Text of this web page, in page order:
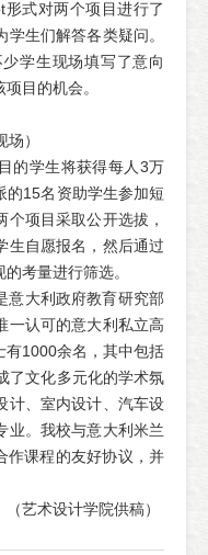
式对两个项目进行了
生们解答各类疑问。
学生现场填写了意向
目的机会。
学生将获得每人3万
的15名资助学生参加短
项目采取公开选拔，
生自愿报名，然后通过
考量进行筛选。
大利政府教育研究部
一认可的意大利私立高
有1000余名，其中包括
了文化多元化的学术氛
计、室内设计、汽车设
业。我校与意大利米兰
作课程的友好协议，并
（艺术设计学院供稿）